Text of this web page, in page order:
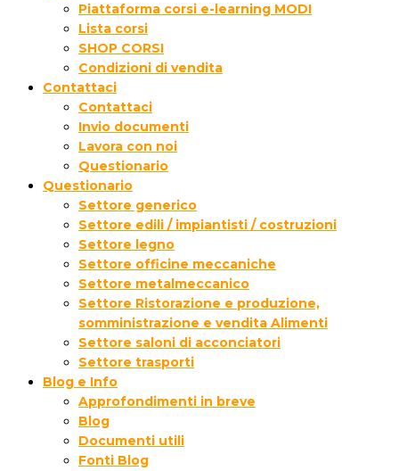
Piattaforma corsi e-learning MODI
Lista corsi
SHOP CORSI
Condizioni di vendita
Contattaci
Contattaci
Invio documenti
Lavora con noi
Questionario
Questionario
Settore generico
Settore edili / impiantisti / costruzioni
Settore legno
Settore officine meccaniche
Settore metalmeccanico
Settore Ristorazione e produzione,
somministrazione e vendita Alimenti
Settore saloni di acconciatori
Settore trasporti
Blog e Info
Approfondimenti in breve
Blog
Documenti utili
Fonti Blog